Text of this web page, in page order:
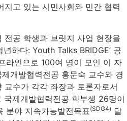
지고 있는 시민사회와 민간 협력
전공 학생과 브릿지 사업 현장을
하다: Youth Talks BRIDGE’ 공
라인으로 100여 명이 모인 이 자
개발협력전공 홍문숙 교수와 경
교수가 각각 좌장과 토론자로서
국제개발협력전공 학부생 26명이
분야 지속가능발전목표 (SDG4) 달